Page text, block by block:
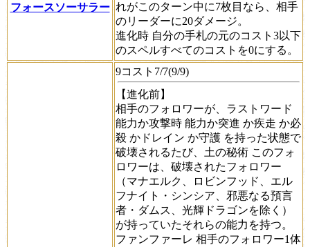
フォースソーサラー れがこのターン中に7枚目なら、相手
のリーダーに20ダメージ。
進化時 自分の手札の元のコスト3以下
のスペルすべてのコストを0にする。
9コスト7/7(9/9)
【進化前】
相手のフォロワーが、 ラストワード
能力か攻撃時 能力か突進 か疾走 か必
殺 か ドレイン か守護 を持った状態で
破壊されるたび、 土の秘術 このフォ
ロワーは、破壊されたフォロワー
（マナエルク、ロビンフッド、エル
フナイト・シンシア、邪悪なる預言
者・ダムス、光輝ドラゴンを除く）
が持っていたそれらの能力を持つ。
ファンファーレ 相手のフォロワー1体